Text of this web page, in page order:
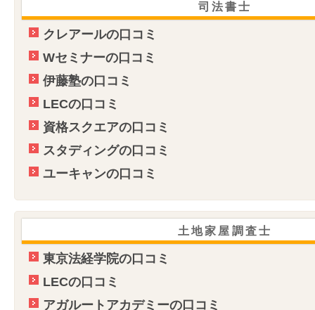
司法書士
クレアールの口コミ
Wセミナーの口コミ
伊藤塾の口コミ
LECの口コミ
資格スクエアの口コミ
スタディングの口コミ
ユーキャンの口コミ
土地家屋調査士
東京法経学院の口コミ
LECの口コミ
アガルートアカデミーの口コミ